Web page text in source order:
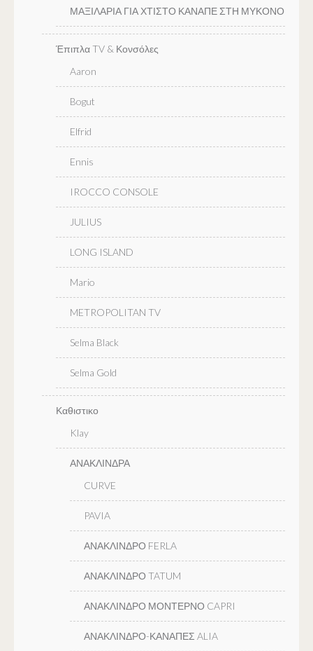
ΜΑΞΙΛΑΡΙΑ ΓΙΑ ΧΤΙΣΤΟ ΚΑΝΑΠΕ ΣΤΗ ΜΥΚΟΝΟ
Έπιπλα TV & Κονσόλες
Aaron
Bogut
Elfrid
Ennis
IROCCO CONSOLE
JULIUS
LONG ISLAND
Mario
METROPOLITAN TV
Selma Black
Selma Gold
Καθιστικο
Klay
ΑΝΑΚΛΙΝΔΡΑ
CURVE
PAVIA
ΑΝΑΚΛΙΝΔΡΟ FERLA
ΑΝΑΚΛΙΝΔΡΟ TATUM
ΑΝΑΚΛΙΝΔΡΟ ΜΟΝΤΕΡΝΟ CAPRI
ΑΝΑΚΛΙΝΔΡΟ-ΚΑΝΑΠΕΣ ALIA